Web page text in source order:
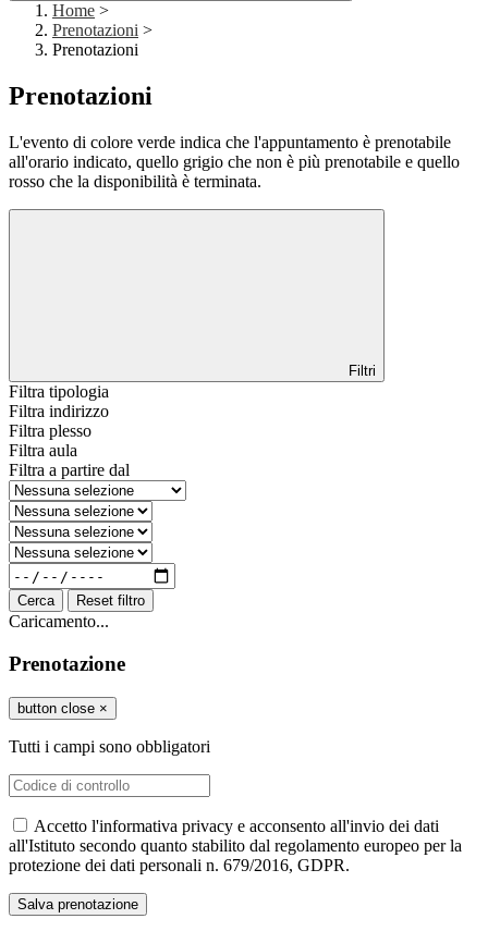
Home >
Prenotazioni >
Prenotazioni
Prenotazioni
L'evento di colore verde indica che l'appuntamento è prenotabile
all'orario indicato, quello grigio che non è più prenotabile e quello
rosso che la disponibilità è terminata.
Filtri
Filtra tipologia
Filtra indirizzo
Filtra plesso
Filtra aula
Filtra a partire dal
Cerca Reset filtro
Caricamento...
Prenotazione
button close ×
Tutti i campi sono obbligatori
Accetto l'informativa privacy e acconsento all'invio dei dati
all'Istituto secondo quanto stabilito dal regolamento europeo per la
protezione dei dati personali n. 679/2016, GDPR.